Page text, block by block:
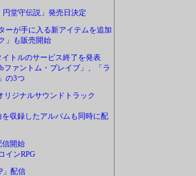
円堂守伝説」発売日決定
ーが手に入る新アイテムを追加
」も販売開始
トルのサービス終了を発表
ファントム・ブレイブ」、「ラ
の3つ
ジナルサウンドトラック
収録したアルバムも同時に配
信開始
インRPG
」配信